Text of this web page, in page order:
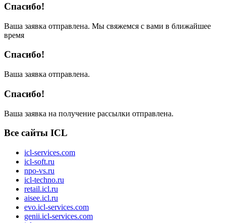
Спасибо!
Ваша заявка отправлена. Мы свяжемся с вами в ближайшее
время
Спасибо!
Ваша заявка отправлена.
Спасибо!
Ваша заявка на получение рассылки отправлена.
Все сайты ICL
icl-services.com
icl-soft.ru
npo-vs.ru
icl-techno.ru
retail.icl.ru
aisee.icl.ru
evo.icl-services.com
genii.icl-services.com